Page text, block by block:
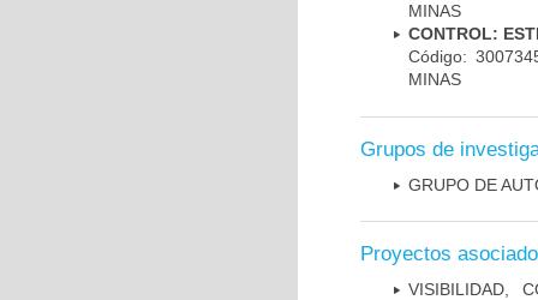
MINAS
CONTROL:
Código:
MINAS
Grupos de
GRUPO DE
Proyectos
VISIBILIDAD,